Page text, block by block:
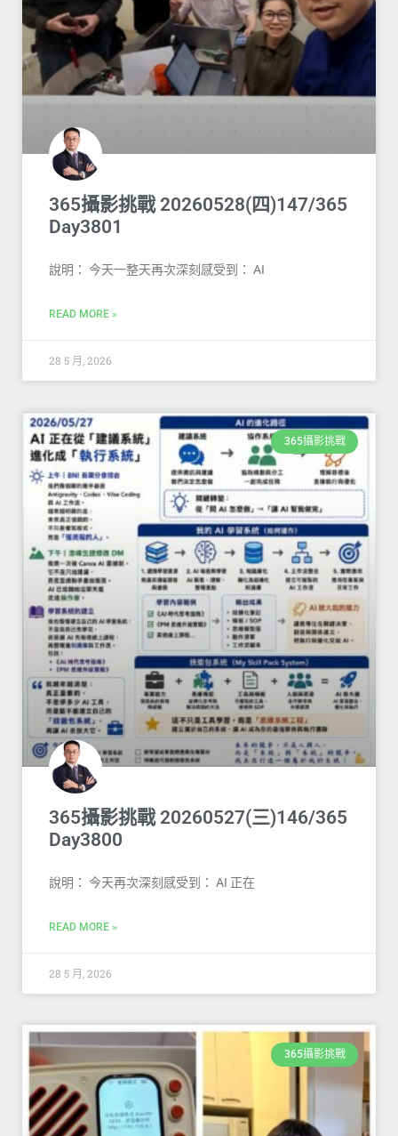
365攝影挑戰 20260528(四)147/365
Day3801
說明： 今天一整天再次深刻感受到： AI
READ MORE »
28 5 月, 2026
365攝影挑戰
365攝影挑戰 20260527(三)146/365
Day3800
說明： 今天再次深刻感受到： AI 正在
READ MORE »
28 5 月, 2026
365攝影挑戰